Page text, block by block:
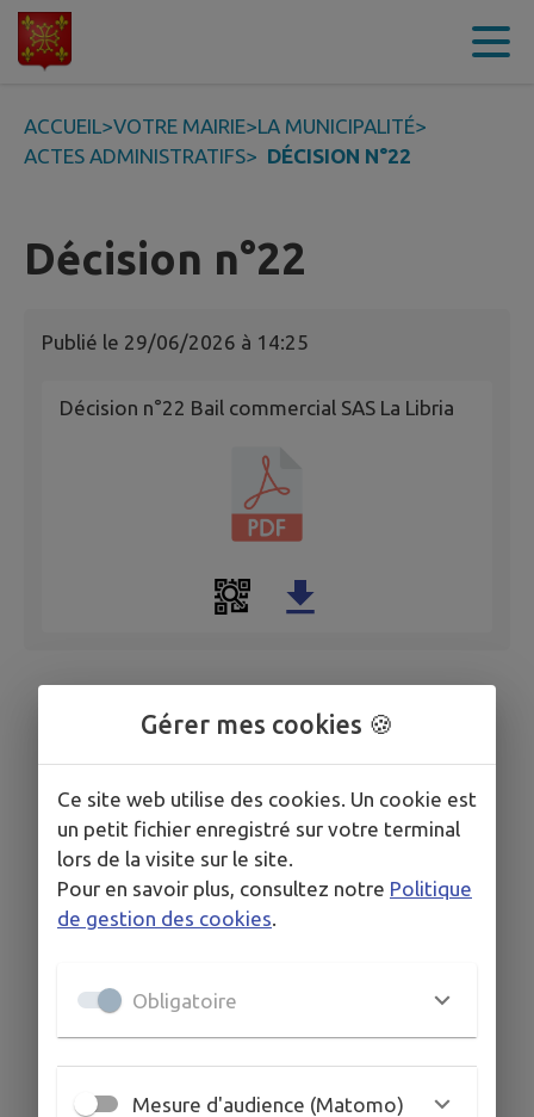
Contenu
ACCUEIL>VOTRE MAIRIE>LA MUNICIPALITÉ>
ACTES ADMINISTRATIFS> DÉCISION N°22
Décision n°22
Publié le 29/06/2026 à 14:25
Décision n°22 Bail commercial SAS La Libria
Gérer mes cookies 🍪
Ce site web utilise des cookies. Un cookie est
un petit fichier enregistré sur votre terminal
lors de la visite sur le site.
Pour en savoir plus, consultez notre Politique
de gestion des cookies.
Obligatoire
Mesure d'audience (Matomo)